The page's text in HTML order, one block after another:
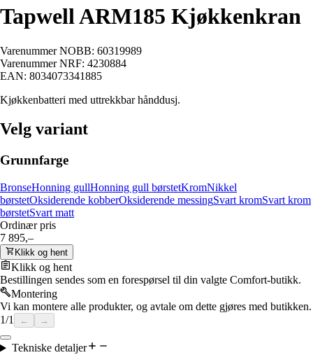
Tapwell ARM185 Kjøkkenkran
Varenummer NOBB: 60319989
Varenummer NRF: 4230884
EAN: 8034073341885
Kjøkkenbatteri med uttrekkbar hånddusj.
Velg variant
Grunnfarge
BronseHonning gullHonning gull børstetKromNikkel
børstetOksiderende kobberOksiderende messingSvart kromSvart krom
børstetSvart matt
Ordinær pris
7 895,–
Klikk og hent
Klikk og hent
Bestillingen sendes som en forespørsel til din valgte Comfort-butikk.
Montering
Vi kan montere alle produkter, og avtale om dette gjøres med butikken.
1/1 ← →
Tekniske detaljer